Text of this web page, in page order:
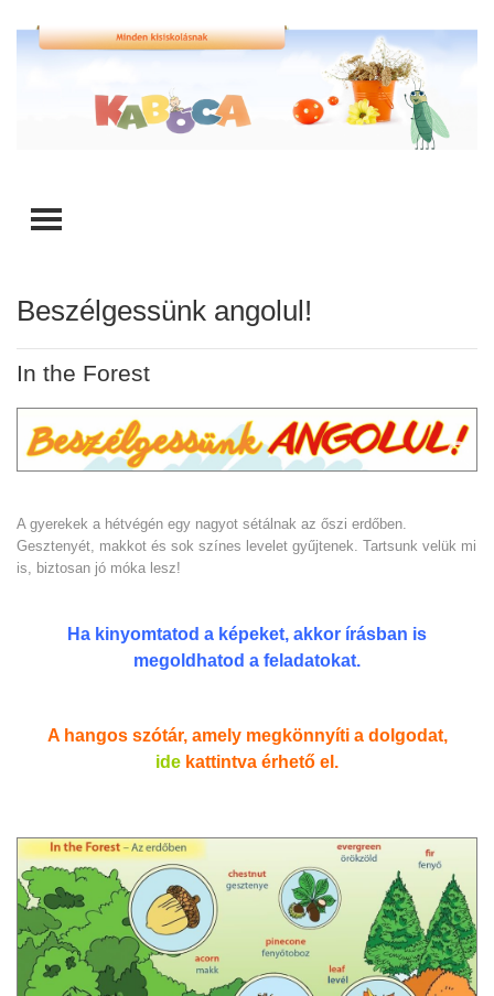
TOGGLE MENU
Beszélgessünk angolul!
In the Forest
A gyerekek a hétvégén egy nagyot sétálnak az őszi erdőben.
Gesztenyét, makkot és sok színes levelet gyűjtenek. Tartsunk velük mi
is, biztosan jó móka lesz!
Ha kinyomtatod a képeket, akkor írásban is
megoldhatod a feladatokat.
A hangos szótár, amely megkönnyíti a dolgodat,
ide kattintva érhető el.